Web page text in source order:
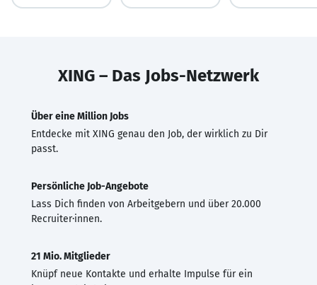
XING – Das Jobs-Netzwerk
Über eine Million Jobs
Entdecke mit XING genau den Job, der wirklich zu Dir
passt.
Persönliche Job-Angebote
Lass Dich finden von Arbeitgebern und über 20.000
Recruiter·innen.
21 Mio. Mitglieder
Knüpf neue Kontakte und erhalte Impulse für ein